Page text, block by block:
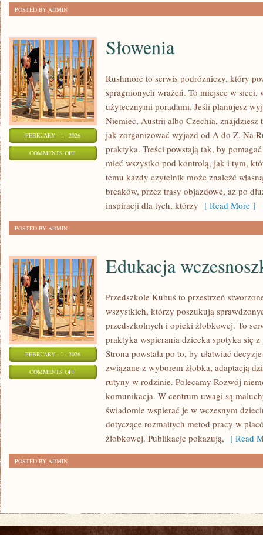
POSTED BY ADMIN
FEBRUARY - 1 - 2026
COMMENTS OFFON
Słowenia
Rushmore to serwis podróżniczy, który
spragnionych wrażeń. To miejsce w sieci,
użytecznymi poradami. Jeśli planujesz
Niemiec, Austrii albo Czechia, znajdziesz
jak zorganizować wyjazd od A do Z. Na
praktyka. Treści powstają tak, by
mieć wszystko pod kontrolą, jak i tym,
temu każdy czytelnik może znaleźć
breaków, przez trasy objazdowe, aż po
inspiracji dla tych, którzy [ Read More ]
POSTED BY ADMIN
FEBRUARY - 1 - 2026
COMMENTS OFFON
WCZESNOSZKOLNA
Edukacja
Przedszkole Kubuś to przestrzeń
wszystkich, którzy poszukują
przedszkolnych i opieki żłobkowej. To
praktyka wspierania dziecka spotyka się
Strona powstała po to, by ułatwiać
związane z wyborem żłobka, adaptacją
rutyny w rodzinie. Polecamy Rozwój
komunikacja. W centrum uwagi są
świadomie wspierać je w wczesnym
dotyczące rozmaitych metod pracy w
żłobkowej. Publikacje pokazują, [ Read
POSTED BY ADMIN